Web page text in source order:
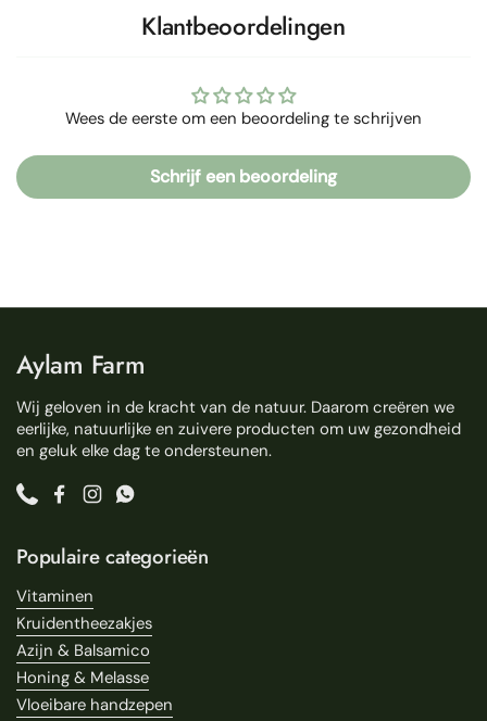
Klantbeoordelingen
Wees de eerste om een beoordeling te schrijven
Schrijf een beoordeling
Aylam Farm
Wij geloven in de kracht van de natuur. Daarom creëren we
eerlijke, natuurlijke en zuivere producten om uw gezondheid
en geluk elke dag te ondersteunen.
PhoneFacebook
InstagramWhatsApp
Populaire categorieën
Vitaminen
Kruidentheezakjes
Azijn & Balsamico
Honing & Melasse
Vloeibare handzepen